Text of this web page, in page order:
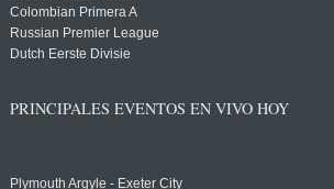
Colombian Primera A
Russian Premier League
Dutch Eerste Divisie
PRINCIPALES EVENTOS EN VIVO HOY
Plymouth Argyle - Exeter City